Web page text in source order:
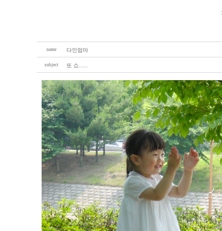
name 다인엄마
subject 또 쇼......